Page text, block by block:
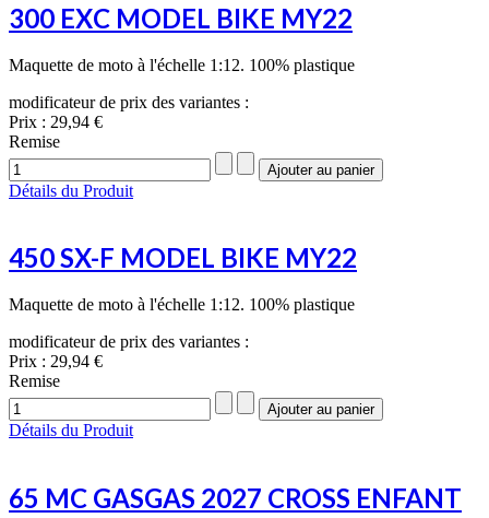
300 EXC MODEL BIKE MY22
Maquette de moto à l'échelle 1:12. 100% plastique
modificateur de prix des variantes :
Prix : 29,94 €
Remise
Détails du Produit
450 SX-F MODEL BIKE MY22
Maquette de moto à l'échelle 1:12. 100% plastique
modificateur de prix des variantes :
Prix : 29,94 €
Remise
Détails du Produit
65 MC GASGAS 2027 CROSS ENFANT